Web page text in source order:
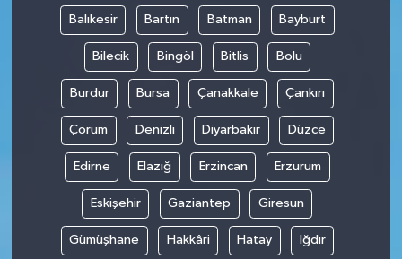
Balıkesir Bartın Batman Bayburt
Bilecik Bingöl Bitlis Bolu
Burdur Bursa Çanakkale Çankırı
Çorum Denizli Diyarbakır Düzce
Edirne Elazığ Erzincan Erzurum
Eskişehir Gaziantep Giresun
Gümüşhane Hakkâri Hatay Iğdır